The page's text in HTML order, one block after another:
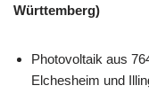
Württemberg)
Photovoltaik aus
Elchesheim und